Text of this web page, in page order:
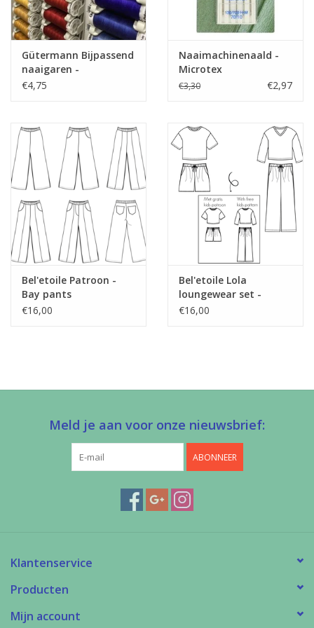
Toepassing
Jurk, (koker)rok, tops, broek,
vest...
Stretch
ja
Gütermann Bijpassend
naaigaren -
Allesnaaigaren 200m
€4,75
Naaimachinenaald -
Microtex
€3,30 €2,97
Bel'etoile Patroon -
Bay pants
€16,00
Bel'etoile Lola
loungewear set -
dames & tieners
€16,00
Meld je aan voor onze nieuwsbrief:
ABONNEER
Klantenservice
Producten
Mijn account